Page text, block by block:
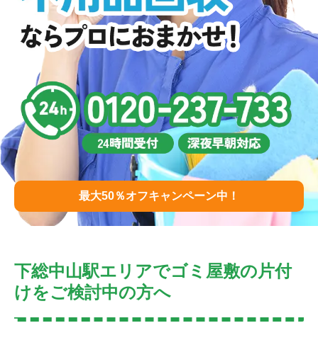
最大50％オフキャンペーン中！
下総中山駅エリアでゴミ屋敷の片付
けをご検討中の方へ